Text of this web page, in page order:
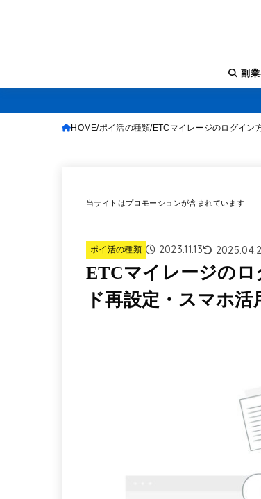
副
HOME ポイ活の種類 ETCマイレージのログイン
当サイトはプロモーションが含まれています
ポイ活の種類 2023.11.13
ETCマイレージの
ド再設定・スマホ